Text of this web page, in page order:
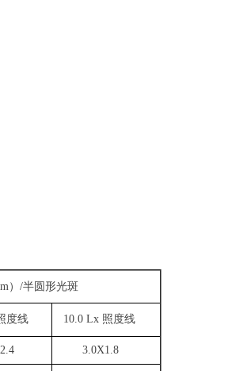
圆形光斑
度线 10.0 Lx 照度线
3.0X1.8